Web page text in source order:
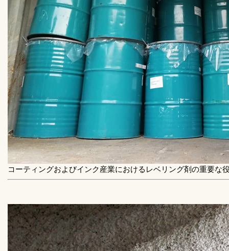
コーティングおよびインク産業におけるレベリング剤の重要な